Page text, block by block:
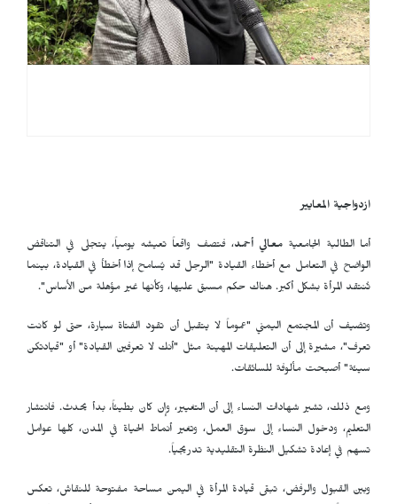
ازدواجية المعايير
أما الطالبة الجامعية معالي أحمد، فتصف واقعاً تعيشه يومياً، يتجلى في التناقض
الواضح في التعامل مع أخطاء القيادة "الرجل قد يُسامح إذا أخطأ في القيادة، بينما
تُنتقد المرأة بشكل أكبر. هناك حكم مسبق عليها، وكأنها غير مؤهلة من الأساس".
وتضيف أن المجتمع اليمني "عموماً لا يتقبل أن تقود الفتاة سيارة، حتى لو كانت
تعرف"، مشيرة إلى أن التعليقات المهينة مثل "أنك لا تعرفين القيادة" أو "قيادتكن
سيئة" أصبحت مألوفة للسائقات.
ومع ذلك، تشير شهادات النساء إلى أن التغيير، وإن كان بطيئاً، بدأ يحدث. فانتشار
التعليم، ودخول النساء إلى سوق العمل، وتغير أنماط الحياة في المدن، كلها عوامل
تسهم في إعادة تشكيل النظرة التقليدية تدريجياً.
وبين القبول والرفض، تبقى قيادة المرأة في اليمن مساحة مفتوحة للنقاش، تعكس